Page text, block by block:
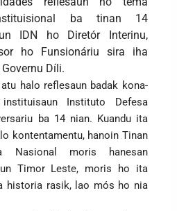
ba tinan 14
IDN ho Diretór Interinu,
ho Funsionáriu sira iha
Díli.
halo reflesaun badak kona-
Instituto Defesa
ba 14 nian. Kuandu ita
kontentamentu, hanoin Tinan
Nasional moris hanesan
Timor Leste, moris ho ita
historia rasik, lao mós ho nia